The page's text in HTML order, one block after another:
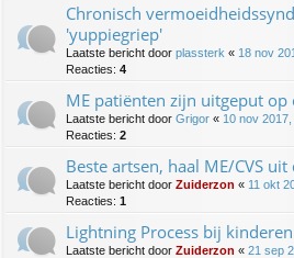
Chronisch
'yuppiegriep'
Laatste bericht door plassterk « 18 nov
Reacties: 4
ME patiënten zijn uitgeput op
Laatste bericht door Grigor « 10 nov 2017,
Reacties: 2
Beste artsen, haal ME/CVS
Laatste bericht door Zuiderzon « 11 okt
Reacties: 1
Lightning Process bij
Laatste bericht door Zuiderzon « 21 sep